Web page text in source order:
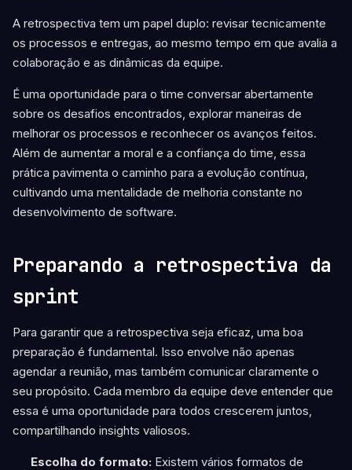
A retrospectiva tem um papel duplo: revisar tecnicamente
os processos e entregas, ao mesmo tempo em que avalia a
colaboração e as dinâmicas da equipe.
É uma oportunidade para o time conversar abertamente
sobre os desafios encontrados, explorar maneiras de
melhorar os processos e reconhecer os avanços feitos.
Além de aumentar a moral e a confiança do time, essa
prática pavimenta o caminho para a evolução contínua,
cultivando uma mentalidade de melhoria constante no
desenvolvimento de software.
Preparando a retrospectiva da
sprint
Para garantir que a retrospectiva seja eficaz, uma boa
preparação é fundamental. Isso envolve não apenas
agendar a reunião, mas também comunicar claramente o
seu propósito. Cada membro da equipe deve entender que
essa é uma oportunidade para todos crescerem juntos,
compartilhando insights valiosos.
Escolha do formato:Existem vários formatos de